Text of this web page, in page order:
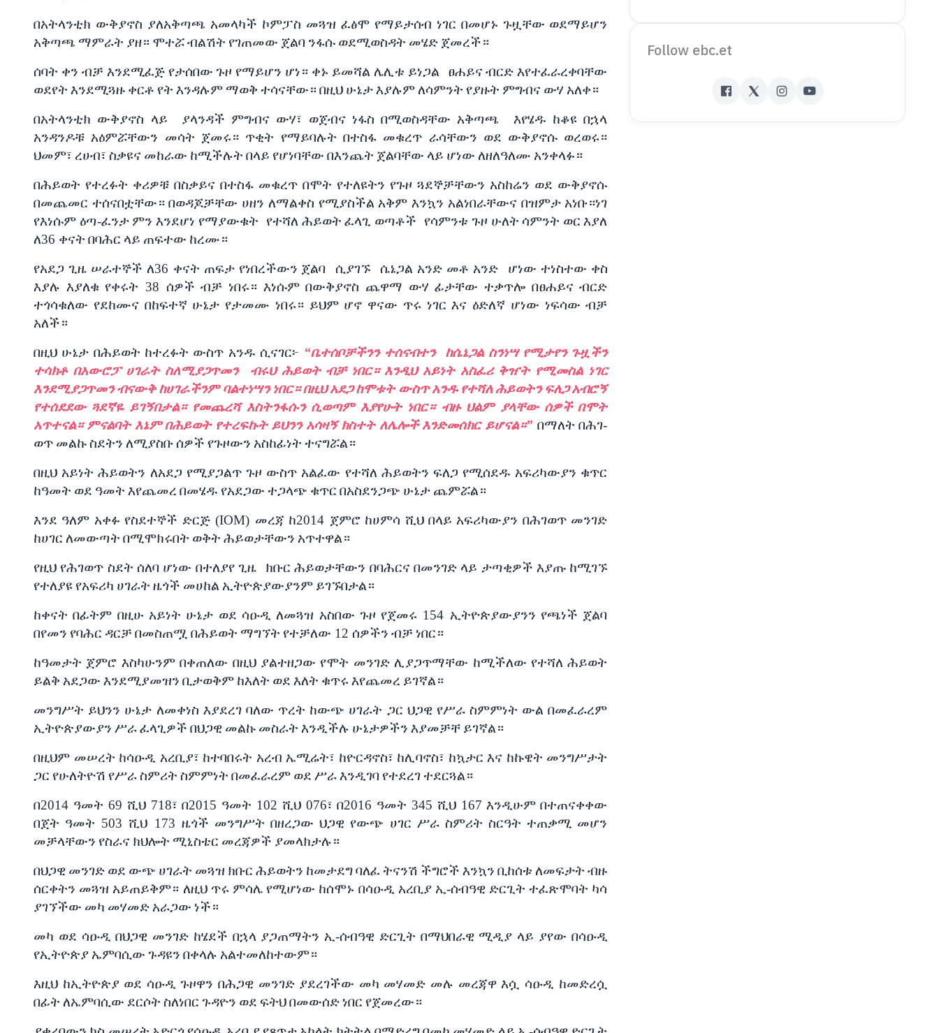
በአትላንቲክ ውቅያኖስ ያለአቅጣጫ አመላካች ኮምፓስ መጓዝ ፈፅሞ የማይታሰብ ነገር በመሆኑ ጉዟቸው ወደማይሆን
አቅጣጫ ማምራት ያዘ። ሞተሯብልሽት የገጠመው ጀልባ ንፋሱ ወደሚወስዳት መሄድ ጀመረች።
ሰባት ቀን ብቻ እንደሚፈጅ የታሰበው ጉዞ የማይሆን ሆነ። ቀኑ ይመሻል ሌሊቱ ይነጋል ፀሐይና ብርድ እየተፈራረቀባቸው
ወደየት እንደሚጓዙ ቀርቶ የት እንዳሉም ማወቅ ተሳናቸው።በዚህ ሁኔታእያሉም ለሳምንት የያዙት ምግብና ውሃ አለቀ።
በአትላንቲክ ውቅያኖስ ላይ ያላንዳች ምግብና ውሃ፣ ወጀብና ነፋስ በሚወስዳቸው አቅጣጫ እየሄዱ ከቆዩ በኋላ
አንዳንዶቹ አዕምሯቸውን መሳት ጀመሩ። ጥቂት የማይባሉት በተስፋ መቁረጥ ራሳቸውን ወደ ውቅያኖሱ ወረወሩ።
ህመም፣ ረሀብ፣ ስቃዩና መከራው ከሚችሉት በላይ የሆነባቸው በእንጨት ጀልባቸው ላይ ሆነው ለዘለዓለሙ አንቀላፉ።
በሕይወት የተረፉት ቀሪዎቹ በስቃይና በተስፋ መቁረጥ በሞት የተለዩትን የጉዞ ጓደኞቻቸውን አስከሬን ወደ ውቅያኖሱ
በመጨመር ተሰናበቷቸው። በወዳጆቻቸው ሀዘን ለማልቀስ የሚያስችል አቅም እንኳን አልነበራቸውና በዝምታ አነቡ።ነገ
የእነሱም ዕጣ-ፈንታ ምን እንደሆነ የማያውቁት የተሻለ ሕይወት ፈላጊ ወጣቶች የሳምንቱ ጉዞ ሁለት ሳምንት ወር እያለ
ለ36 ቀናት በባሕር ላይ ጠፍተው ከረሙ።
የአደጋ ጊዜ ሠራተኞች ለ36 ቀናት ጠፍታ የነበረችውን ጀልባ ሲያገኙ ሴኔጋል አንድ መቶ አንድ ሆነው ተነስተው ቀስ
እያሉ እያለቁ የቀሩት 38 ሰዎች ብቻ ነበሩ። እነሱም በውቅያኖስ ጨዋማ ውሃ ፊታቸው ተቃጥሎ በፀሐይና ብርድ
ተጎሳቁለው የደከሙና በከፍተኛ ሁኔታ የታመሙ ነበሩ። ይህም ሆኖ ዋናው ጥሩ ነገር እና ዕድለኛ ሆነው ነፍሳው ብቻ
አለች።
በዚህ ሁኔታ በሕይወት ከተረፉት ውስጥ አንዱ ሲናገር፦ “ቤተሰቦቻችንን ተሰናብተን ከሴኔጋል ስንነሣ የሚታየን ጉዟችን
ተሳክቶ በአውሮፓ ሀገራት ስለሚያጋጥመን ብሩህ ሕይወት ብቻ ነበር። እንዲህ አይነት አስፈሪ ቅዠት የሚመስል ነገር
እንደሚያጋጥመን ብናውቅ ከሀገራችንም ባልተነሣን ነበር። በዚህ አደጋ ከሞቱት ውስጥ አንዱ የተሻለሕይወትን ፍለጋ አብሮኝ
የተሰደደው ጓደኛዬ ይገኝበታል። የመጨረሻ እስትንፋሱን ሲወጣም እያየሁት ነበር። ብዙ ህልም ያላቸው ሰዎች በሞት
አጥተናል። ምናልባት እኔም በሕይወት የተረፍኩት ይህንን አሳዛኝ ክስተት ለሌሎች እንድመሰክር ይሆናል።” በማለት በሕገ-
ወጥ መልኩስደትን ለሚያስቡሰዎች የጉዞውን አስከፊነት ተናግሯል።
በዚህ አይነት ሕይወትን ለአደጋ የሚያጋልጥ ጉዞ ውስጥ አልፈው የተሻለ ሕይወትን ፍለጋ የሚሰደዱ አፍሪካውያን ቁጥር
ከዓመት ወደ ዓመት እየጨመረ በመሄዱ የአደጋው ተጋላጭ ቁጥር በአስደንጋጭ ሁኔታ ጨምሯል።
እንደ ዓለም አቀፉ የስደተኞች ድርጅ(IOM) መረጃ ከ2014 ጀምሮ ከሀምሳ ሺህ በላይ አፍሪካውያን በሕገወጥ መንገድ
ከሀገር ለመውጣት በሚሞክሩበት ወቅት ሕይወታቸውን አጥተዋል።
የዚህ የሕገወጥ ስደት ሰለባ ሆነው በተለያየ ጊዜ ክቡር ሕይወታቸውን በባሕርና በመንገድ ላይ ታጣቂዎች እያጡ ከሚገኙ
የተለያዩ የአፍሪካ ሀገራት ዜጎች መሀከል ኢትዮጵያውያንም ይገኙበታል።
ከቀናት በፊትም በዚሁ አይነት ሁኔታ ወደ ሳዑዲ ለመጓዝ አስበው ጉዞ የጀመሩ 154 ኢትዮጵያውያንን የጫነች ጀልባ
በየመን የባሕር ዳርቻ በመስጠሟ በሕይወት ማግኘት የተቻለው 12 ሰዎችን ብቻ ነበር።
ከዓመታት ጀምሮ እስካሁንም በቀጠለው በዚህ ያልተዘጋው የሞት መንገድ ሊያጋጥማቸው ከሚችለው የተሻለ ሕይወት
ይልቅ አደጋው እንደሚያመዝን ቢታወቅም ከእለት ወደ እለት ቁጥሩ እየጨመረ ይገኛል።
መንግሥት ይህንን ሁኔታ ለመቀነስ እያደረገ ባለው ጥረት ከውጭ ሀገራት ጋር ህጋዊ የሥራ ስምምነት ውል በመፈራረም
ኢትዮጵያውያን ሥራፈላጊዎች በህጋዊ መልኩ መስራት እንዲችሉ ሁኔታዎችን እያመቻቸ ይገኛል።
በዚህም መሠረት ከሳዑዲ አረቢያ፣ ከተባበሩት አረብ ኤሚሬት፣ ከዮርዳኖስ፣ ከሊባኖስ፣ ከኳታር እና ከኩዌት መንግሥታት
ጋር የሁለትዮሽ የሥራስምሪት ስምምነት በመፈራረም ወደ ሥራእንዲገባ የተደረገተደርጓል።
በ2014 ዓመት 69 ሺህ718፣ በ2015 ዓመት 102 ሺህ076፣ በ2016 ዓመት 345 ሺህ167እንዲሁም በተጠናቀቀው
በጀት ዓመት 503 ሺህ 173 ዜጎች መንግሥት በዘረጋው ህጋዊ የውጭ ሀገር ሥራ ስምሪት ስርዓት ተጠቃሚ መሆን
መቻላቸውን የስራና ክህሎት ሚኒስቴር መረጃዎች ያመላክታሉ።
በህጋዊ መንገድ ወደ ውጭ ሀገራት መጓዝ ክቡር ሕይወትን ከመታደግ ባለፈ ትናንሽ ችግሮች እንኳን ቢከሰቱ ለመፍታት ብዙ
ሰርቀትን መጓዝ አይጠይቅም። ለዚህ ጥሩ ምሳሌ የሚሆነው ከሰሞኑ በሳዑዲ አረቢያ ኢ-ሰብዓዊ ድርጊት ተፈጽሞባት ካሳ
ያገኘችው መካ መሃመድ አራጋው ነች።
መካ ወደ ሳዑዲ በህጋዊ መንገድ ከሄደች በኋላ ያጋጠማትን ኢ-ሰብዓዊ ድርጊት በማህበራዊ ሚዲያ ላይ ያየው በሳዑዲ
የኢትዮጵያ ኤምባሲው ጉዳዩን በቀላሉ አልተመለከተውም።
እዚህ ከኢትዮጵያ ወደ ሳዑዲ ጉዞዋን በሕጋዊ መንገድ ያደረገችው መካ መሃመድ መሉ መረጃዋ እሷ ሳዑዲ ከመድረሷ
በፊት ለኤምባሲው ደርሶት ስለነበር ጉዳዮን ወደ ፍትህበመውሰድ ነበር የጀመረው።
Follow ebc.et